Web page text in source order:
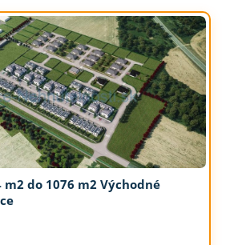
m2 do 1076 m2 Východné